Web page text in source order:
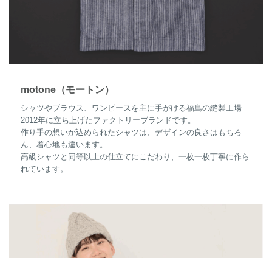
motone（モートン）
シャツやブラウス、ワンピースを主に手がける福島の縫製工場
2012年に立ち上げたファクトリーブランドです。
作り手の想いが込められたシャツは、デザインの良さはもちろ
ん、着心地も違います。
高級シャツと同等以上の仕立てにこだわり、一枚一枚丁寧に作ら
れています。